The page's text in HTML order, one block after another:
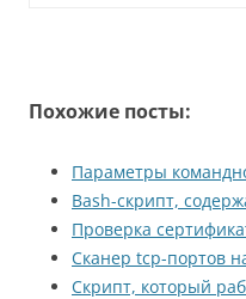
Похожие посты:
Параметры
Bash-скрипт,
Проверка
Сканер tcp-портов
Скрипт, который